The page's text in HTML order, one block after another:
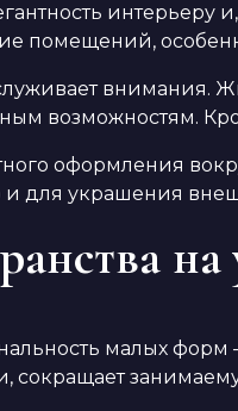
интерьеру
помещений,
внимания.
возможностям.
оформления
и для украшения
на
малых форм
сокращает